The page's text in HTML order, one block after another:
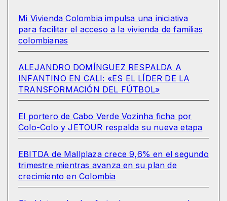
Mi Vivienda Colombia impulsa una iniciativa
para facilitar el acceso a la vivienda de familias
colombianas
ALEJANDRO DOMÍNGUEZ RESPALDA A
INFANTINO EN CALI: «ES EL LÍDER DE LA
TRANSFORMACIÓN DEL FÚTBOL»
El portero de Cabo Verde Vozinha ficha por
Colo-Colo y JETOUR respalda su nueva etapa
EBITDA de Mallplaza crece 9,6% en el segundo
trimestre mientras avanza en su plan de
crecimiento en Colombia